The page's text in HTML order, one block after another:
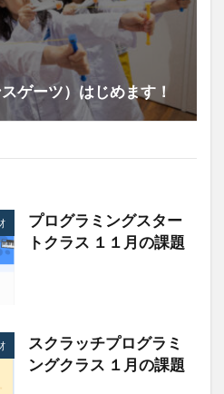
ゲーツ）はじめます！
プログラミングスター
トクラス １１月の課題
スクラッチプログラミ
ングクラス １月の課題